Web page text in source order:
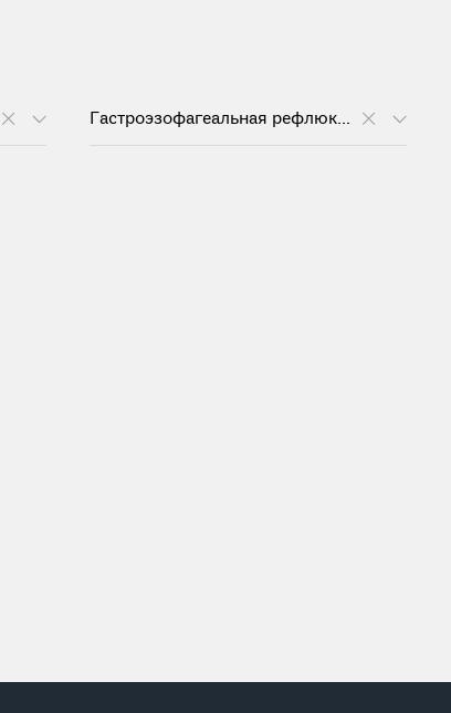
Гастроэзофагеальная рефлюксная болезнь